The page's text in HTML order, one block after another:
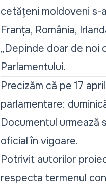
cetățeni moldoveni s-
Franța, România,
„Depinde doar de noi
Parlamentului.
Precizăm că pe 17
parlamentare:
Documentul urmează
oficial în vigoare.
Potrivit autorilor
respecta termenul